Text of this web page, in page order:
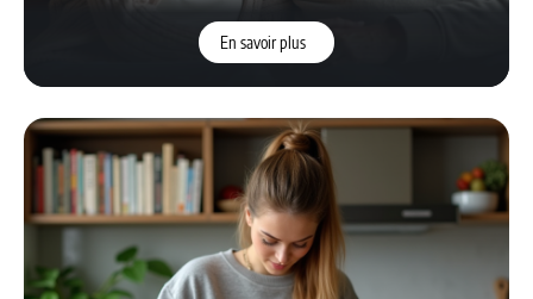
En savoir plus